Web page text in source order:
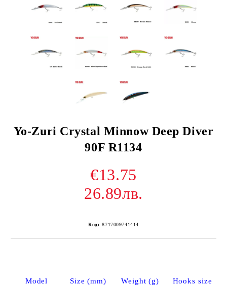
Yo-Zuri Crystal Minnow Deep Diver
90F R1134
€13.75
26.89лв.
Код: 8717009741414
Model Size (mm) Weight (g)
Hooks size